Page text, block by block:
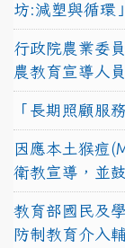
坊:減塑與循環」
行政院農業委
農教育宣導人
「長期照顧服
因應本土猴痘
衛教宣導，並
教育部國民及
防制教育介入